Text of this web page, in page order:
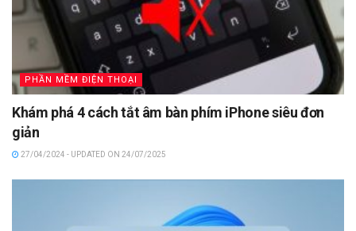
PHẦN MỀM ĐIỆN THOẠI
Khám phá 4 cách tắt âm bàn phím iPhone siêu đơn
giản
27/04/2024 - UPDATED ON 24/07/2025